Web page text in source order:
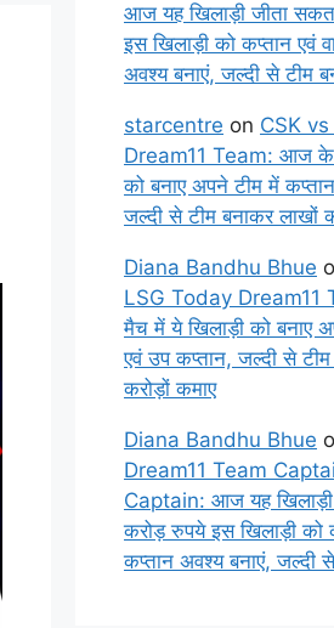
आज यह खिलाड़ी जीता
इस खिलाड़ी को कप्तान एवं
अवश्य बनाएं, जल्दी से टीम
starcentre on CSK
Dream11 Team: आज के
को बनाए अपने टीम में
जल्दी से टीम बनाकर लाखों
Diana Bandhu Bhue
LSG Today
मैच में ये खिलाड़ी को बनाए
एवं उप कप्तान, जल्दी से
करोड़ों कमाए
Diana Bandhu Bhue
Dream11 Team
Captain: आज यह
करोड़ रुपये इस खिलाड़ी को
कप्तान अवश्य बनाएं, जल्दी